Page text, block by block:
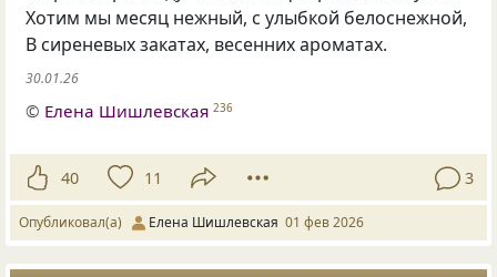
Хотим мы месяц нежный, с улыбкой белоснежной,
В сиреневых закатах, весенних ароматах.
30.01.26
© Елена Шишлевская 236
40 11 3
Опубликовал(а) Елена Шишлевская 01 фев 2026